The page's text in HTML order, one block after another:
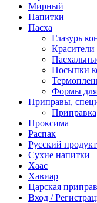
Мирный
Напитки
Пасха
Глазурь
Посыпки
Формы для
Приправы,
Приправка
Проксима
Распак
Русский продукт
Сухие напитки
Хаас
Хавиар
Царская
Вход /